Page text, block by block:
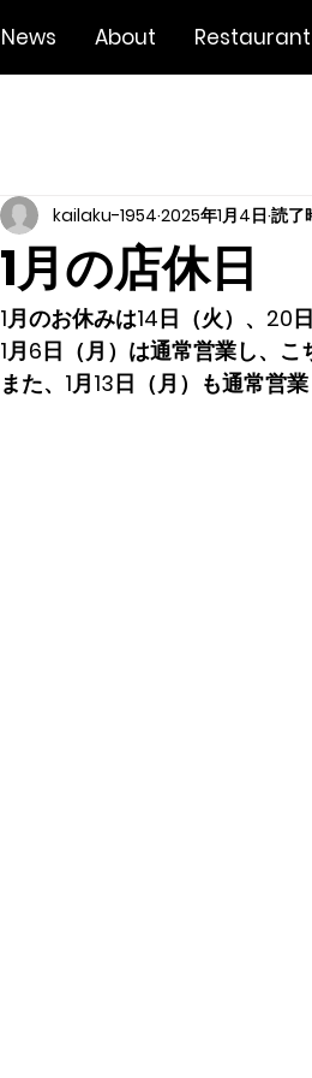
News About Restaurant
1月の店休日
kailaku-1954 2025年1月4日 読了
1月のお休みは14日（火）、20
1月6日（月）は通常営業し、こ
また、1月13日（月）も通常営